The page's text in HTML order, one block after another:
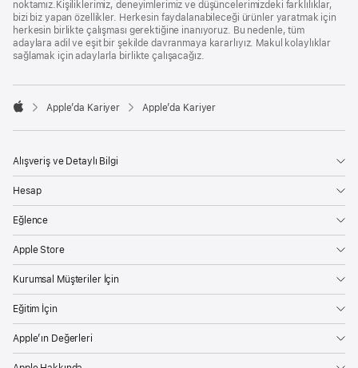
noktamız.Kişiliklerimiz, deneyimlerimiz ve düşüncelerimizdeki farklılıklar,
bizi biz yapan özellikler. Herkesin faydalanabileceği ürünler yaratmak için
herkesin birlikte çalışması gerektiğine inanıyoruz. Bu nedenle, tüm
adaylara adil ve eşit bir şekilde davranmaya kararlıyız. Makul kolaylıklar
sağlamak için adaylarla birlikte çalışacağız.

Apple’da Kariyer Apple’da Kariyer
Alışveriş ve Detaylı Bilgi
Hesap
Eğlence
Apple Store
Kurumsal Müşteriler İçin
Eğitim İçin
Apple’ın Değerleri